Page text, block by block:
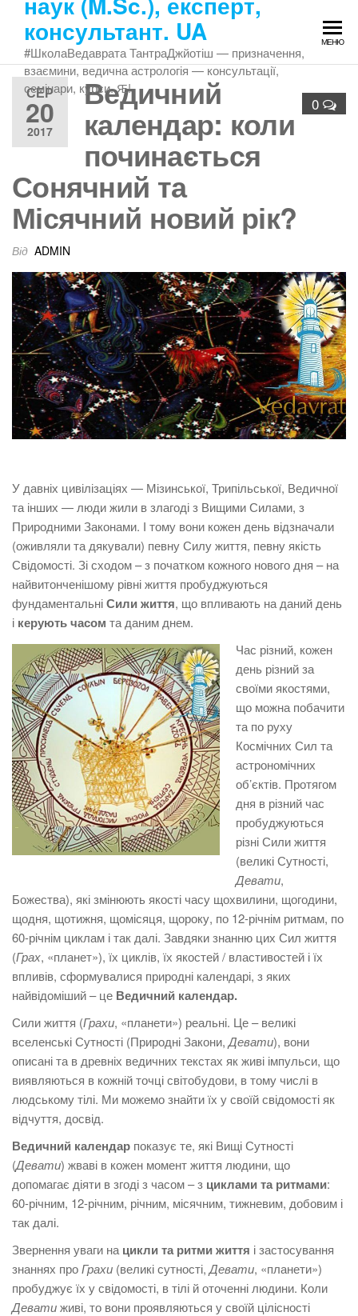
Перейти
змістуконсультант. UA
#ШколаВедаврата ТантраДжйотіш — призначення,
взаємини, ведична астрологія — консультації,
семінари, курси. Ԙ!
МЕНЮ
СЕР
20
2017
0
Ведичний
календар: коли
починається
Сонячний та
Місячний новий рік?
Від ADMIN
У давніх цивілізаціях — Мізинської, Трипільської, Ведичної
та інших — люди жили в злагоді з Вищими Силами, з
Природними Законами. І тому вони кожен день відзначали
(оживляли та дякували) певну Силу життя, певну якість
Свідомості. Зі сходом – з початком кожного нового дня – на
найвитонченішому рівні життя пробуджуються
фундаментальніСили життя, що впливають на даний день
і керують часом та даним днем.
Час різний, кожен
день різний за
своїми якостями,
що можна побачити
та по руху
Космічних Сил та
астрономічних
об’єктів. Протягом
дня в різний час
пробуджуються
різні Сили життя
(великі Сутності,
Девати,
Божества), які змінюють якості часу щохвилини, щогодини,
щодня, щотижня, щомісяця, щороку, по 12-річнім ритмам, по
60-річнім циклам і так далі. Завдяки знанню цих Сил життя
(Грах, «планет»), їх циклів, їх якостей / властивостей і їх
впливів, сформувалися природні календарі, з яких
найвідоміший – це Ведичний календар.
Сили життя (Грахи, «планети») реальні. Це – великі
вселенські Сутності (Природні Закони, Девати), вони
описані та в древніх ведичних текстах як живі імпульси, що
виявляються в кожній точці світобудови, в тому числі в
людському тілі. Ми можемо знайти їх у своїй свідомості як
відчуття, досвід.
Ведичний календар показує те, які Вищі Сутності
(Девати) жваві в кожен момент життя людини, що
допомагає діяти в згоді з часом – з циклами та ритмами:
60-річним, 12-річним, річним, місячним, тижневим, добовим і
так далі.
Звернення уваги на цикли та ритми життя і застосування
знаннях проГрахи (великі сутності, Девати, «планети»)
пробуджує їх у свідомості, в тілі й оточенні людини. Коли
Деватиживі, то вони проявляються у своїй цілісності